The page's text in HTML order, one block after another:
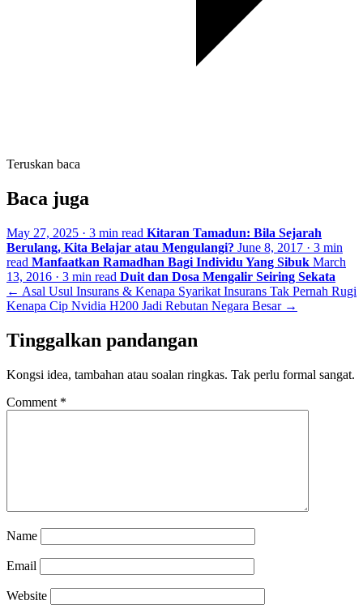
Teruskan baca
Baca juga
May 27, 2025 · 3 min read Kitaran Tamadun: Bila Sejarah
Berulang, Kita Belajar atau Mengulangi? June 8, 2017 · 3 min
read Manfaatkan Ramadhan Bagi Individu Yang Sibuk March
13, 2016 · 3 min read Duit dan Dosa Mengalir Seiring Sekata
← Asal Usul Insurans & Kenapa Syarikat Insurans Tak Pernah Rugi
Kenapa Cip Nvidia H200 Jadi Rebutan Negara Besar →
Tinggalkan pandangan
Kongsi idea, tambahan atau soalan ringkas. Tak perlu formal sangat.
Comment *
Name
Email
Website